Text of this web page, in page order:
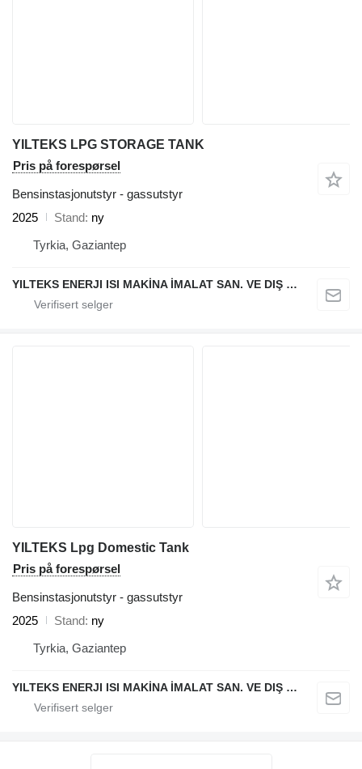
YILTEKS LPG STORAGE TANK
Pris på forespørsel
Bensinstasjonutstyr - gassutstyr
2025
Stand ny
Tyrkia, Gaziantep
YILTEKS ENERJI ISI MAKİNA İMALAT SAN. VE DIŞ TİC. LTD. ŞTİ.
YILTEKS Lpg Domestic Tank
Pris på forespørsel
Bensinstasjonutstyr - gassutstyr
2025
Stand ny
Tyrkia, Gaziantep
YILTEKS ENERJI ISI MAKİNA İMALAT SAN. VE DIŞ TİC. LTD. ŞTİ.